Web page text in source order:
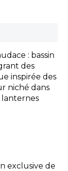
: bassin
des
inspirée des
niché dans
lanternes
exclusive de